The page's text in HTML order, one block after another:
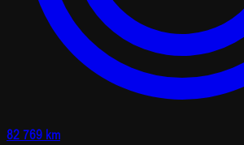
82 769 km